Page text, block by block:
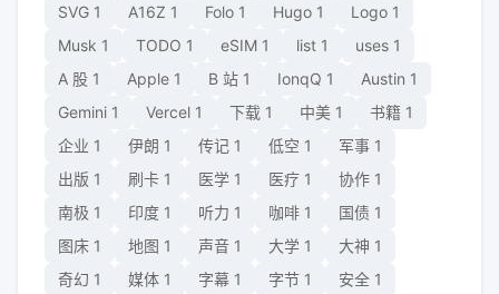
SVG 1 A16Z 1 Folo 1 Hugo 1 Logo 1
Musk 1 TODO 1 eSIM 1 list 1 uses 1
A 股 1 Apple 1 B 站 1 IonqQ 1 Austin 1
Gemini 1 Vercel 1 下载 1 中美 1 书籍 1
企业 1 伊朗 1 传记 1 低空 1 军事 1
出版 1 刷卡 1 医学 1 医疗 1 协作 1
南极 1 印度 1 听力 1 咖啡 1 国债 1
图床 1 地图 1 声音 1 大学 1 大神 1
奇幻 1 媒体 1 字幕 1 字节 1 安全 1